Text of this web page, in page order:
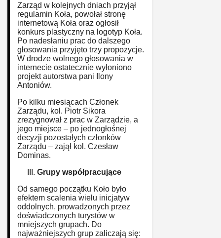
Zarząd w kolejnych dniach przyjął
regulamin Koła, powołał stronę
internetową Koła oraz ogłosił
konkurs plastyczny na logotyp Koła.
Po nadesłaniu prac do dalszego
głosowania przyjęto trzy propozycje.
W drodze wolnego głosowania w
internecie ostatecznie wyłoniono
projekt autorstwa pani Ilony
Antoniów.
Po kilku miesiącach Członek
Zarządu, kol. Piotr Sikora
zrezygnował z prac w Zarządzie, a
jego miejsce – po jednogłośnej
decyzji pozostałych członków
Zarządu – zajął kol. Czesław
Dominas.
Grupy współpracujące
Od samego początku Koło było
efektem scalenia wielu inicjatyw
oddolnych, prowadzonych przez
doświadczonych turystów w
mniejszych grupach. Do
najważniejszych grup zaliczają się: